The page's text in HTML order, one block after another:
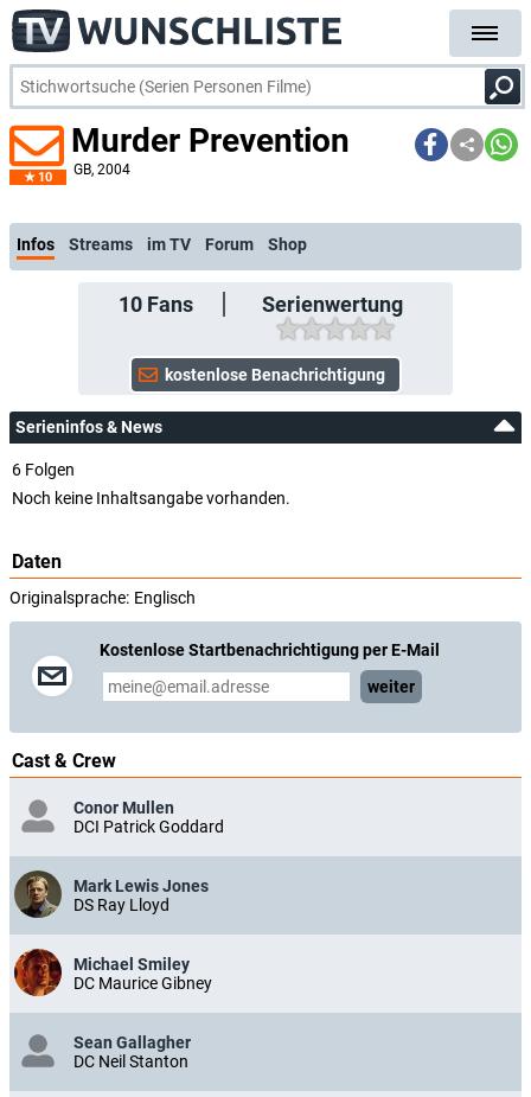
10
Murder Prevention
GB, 2004
Infos Streams im TV Forum Shop
10Fans Serienwertung
Serieninfos & News
6 Folgen
Noch keine Inhaltsangabe vorhanden.
Daten
Originalsprache: Englisch
Kostenlose Startbenachrichtigung per E-Mail
weiter
Cast & Crew
Conor Mullen
DCI Patrick Goddard
Mark Lewis Jones
DS Ray Lloyd
Michael Smiley
DC Maurice Gibney
Sean Gallagher
DC Neil Stanton